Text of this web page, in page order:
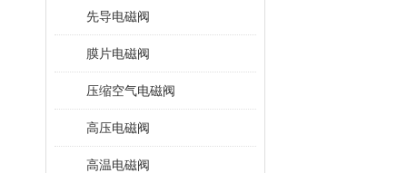
先导电磁阀
膜片电磁阀
压缩空气电磁阀
高压电磁阀
高温电磁阀